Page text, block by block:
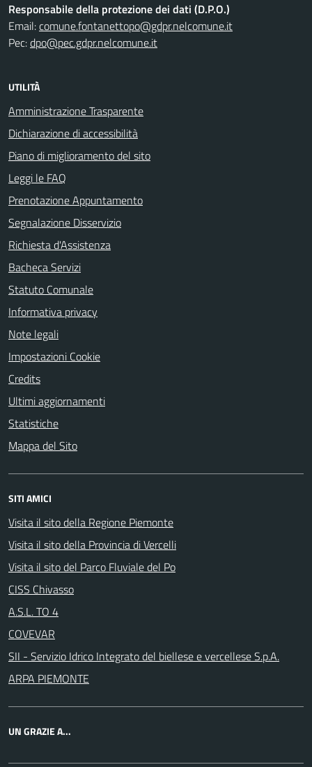
Responsabile della protezione dei dati (D.P.O.)
Email:comune.fontanettopo@gdpr.nelcomune.it
Pec:dpo@pec.gdpr.nelcomune.it
UTILITÀ
Amministrazione Trasparente
Dichiarazione di accessibilità
Piano di miglioramento del sito
Leggi le FAQ
Prenotazione Appuntamento
Segnalazione Disservizio
Richiesta d'Assistenza
Bacheca Servizi
Statuto Comunale
Informativa privacy
Note legali
Impostazioni Cookie
Credits
Ultimi aggiornamenti
Statistiche
Mappa del Sito
SITI AMICI
Visita il sito della Regione Piemonte
Visita il sito della Provincia di Vercelli
Visita il sito del Parco Fluviale del Po
CISS Chivasso
A.S.L. TO 4
COVEVAR
SII - Servizio Idrico Integrato del biellese e vercellese S.p.A.
ARPA PIEMONTE
UN GRAZIE A...